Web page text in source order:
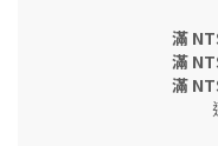
滿
滿
滿